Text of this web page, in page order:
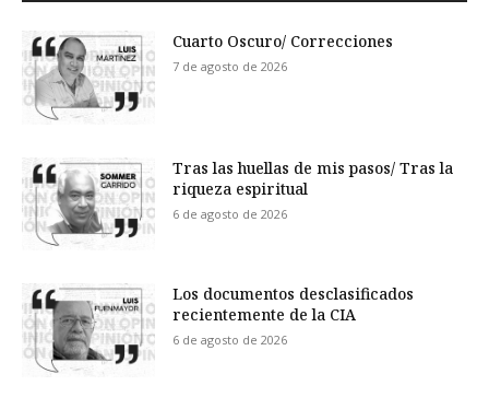
Cuarto Oscuro/ Correcciones
7 de agosto de 2026
Tras las huellas de mis pasos/ Tras la
riqueza espiritual
6 de agosto de 2026
Los documentos desclasificados
recientemente de la CIA
6 de agosto de 2026